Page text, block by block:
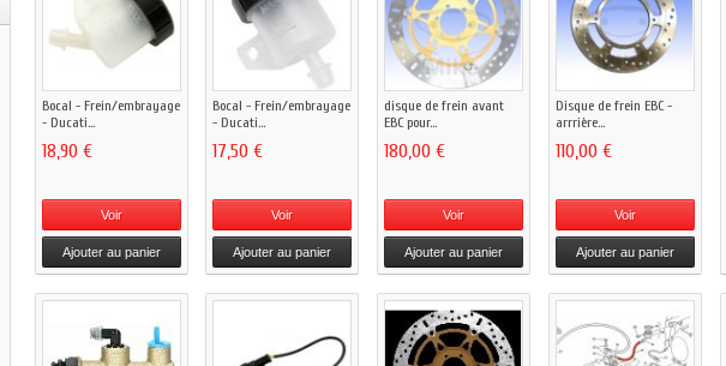
Bocal - Frein/embrayage
- Ducati...
18,90 €
Voir
Ajouter au panier
Bocal - Frein/embrayage
- Ducati...
17,50 €
Voir
Ajouter au panier
disque de frein avant
EBC pour...
180,00 €
Voir
Ajouter au panier
Disque de frein EBC -
arrrière...
110,00 €
Voir
Ajouter au panier